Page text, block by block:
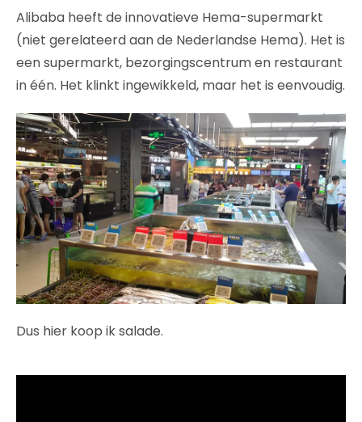
Alibaba heeft de innovatieve Hema-supermarkt
(niet gerelateerd aan de Nederlandse Hema). Het is
een supermarkt, bezorgingscentrum en restaurant
in één. Het klinkt ingewikkeld, maar het is eenvoudig.
Dus hier koop ik salade.